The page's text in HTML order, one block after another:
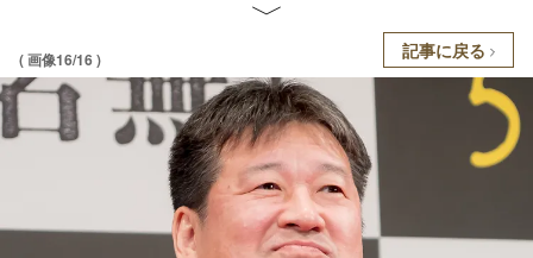
( 画像16/16 ) 記事に戻る